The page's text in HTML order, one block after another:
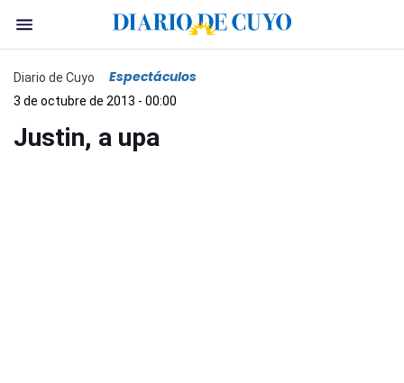
Diario de Cuyo Espectáculos
3 de octubre de 2013 - 00:00
Justin, a upa